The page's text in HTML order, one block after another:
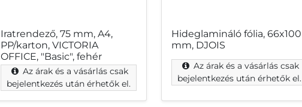
Iratrendező, 75 mm, A4,
PP/karton, VICTORIA
OFFICE, "Basic", fehér
Az árak és a vásárlás csak
bejelentkezés után érhetők el.
Hideglamináló fólia, 66x100
mm, DJOIS
Az árak és a vásárlás csak
bejelentkezés után érhetők el.